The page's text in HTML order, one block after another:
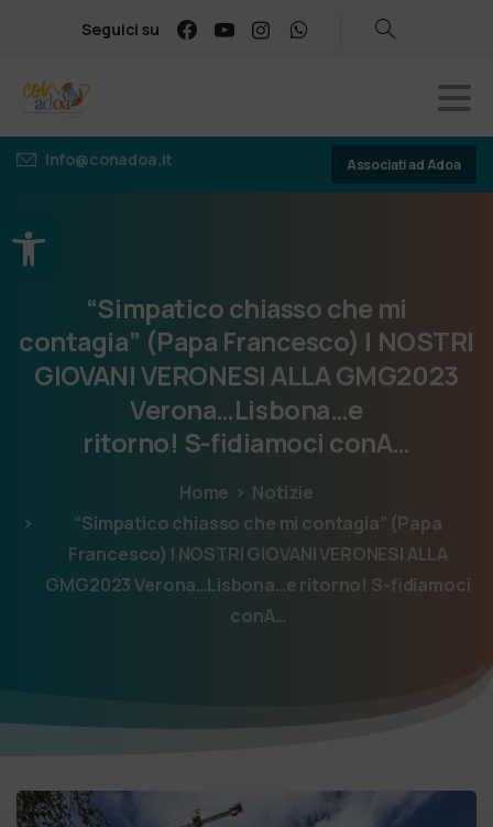
Apri la barra degli strumenti
Seguici su
info@conadoa.it Associati ad Adoa
“Simpaticochiassoche mi
contagia” (Papa Francesco) I NOSTRI
GIOVANIVERONESIALLAGMG2023
Verona…Lisbona…e
ritorno! S-fidiamoci conA…
Home
Notizie
“Simpatico chiasso che mi contagia” (Papa
Francesco) I NOSTRI GIOVANI VERONESI ALLA
GMG2023 Verona…Lisbona…e ritorno! S-fidiamoci
conA…